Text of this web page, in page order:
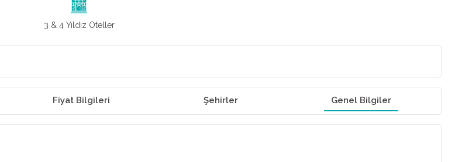
3 & 4 Yıldız Oteller
Fiyat Bilgileri Şehirler Genel Bilgiler